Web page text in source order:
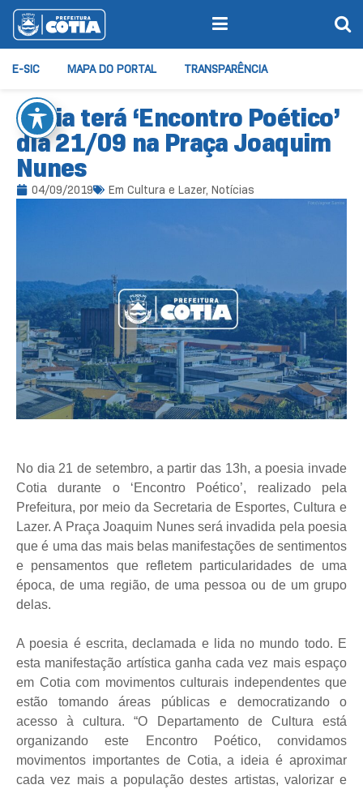
E-SIC MAPA DO PORTAL TRANSPARÊNCIA
Cotia terá ‘Encontro Poético’
dia 21/09 na Praça Joaquim
Nunes
04/09/2019 Em Cultura e Lazer, Notícias
No dia 21 de setembro, a partir das 13h, a poesia invade
Cotia durante o ‘Encontro Poético’, realizado pela
Prefeitura, por meio da Secretaria de Esportes, Cultura e
Lazer. A Praça Joaquim Nunes será invadida pela poesia
que é uma das mais belas manifestações de sentimentos
e pensamentos que refletem particularidades de uma
época, de uma região, de uma pessoa ou de um grupo
delas.
A poesia é escrita, declamada e lida no mundo todo. E
esta manifestação artística ganha cada vez mais espaço
em Cotia com movimentos culturais independentes que
estão tomando áreas públicas e democratizando o
acesso à cultura. “O Departamento de Cultura está
organizando este Encontro Poético, convidamos
movimentos importantes de Cotia, a ideia é aproximar
cada vez mais a população destes artistas, valorizar e